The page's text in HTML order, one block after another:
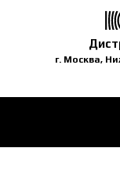
г. Москва,